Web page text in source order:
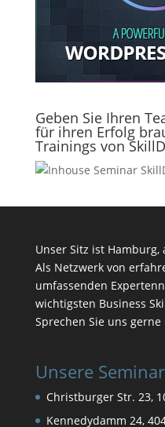
Geben Sie Ihren
für ihren Erfolg
Trainings von
Unser Sitz ist
Als Netzwerk von
umfassenden
wichtigsten Business
Sprechen Sie uns
Unsere
Christburger Str. 23,
Kennedydamm 24,